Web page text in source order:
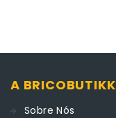
A BRICOBUTIKK
Sobre Nós